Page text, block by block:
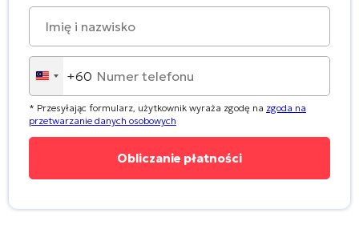
Malaysia
+60
+60
* Przesyłając formularz, użytkownik wyraża zgodę na zgoda na
przetwarzanie danych osobowych